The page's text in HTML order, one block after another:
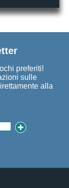
preferiti!
sulle
alla